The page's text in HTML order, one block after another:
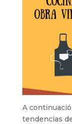
A
tendencias